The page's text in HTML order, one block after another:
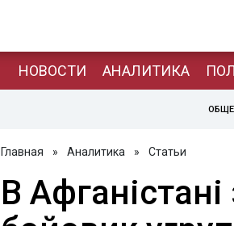
НОВОСТИ АНАЛИТИКА
Главная » Аналитика » Статьи
В